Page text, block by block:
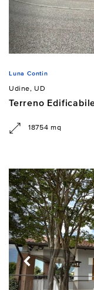
Luna Contin
Udine, UD
Terreno
18754 mq